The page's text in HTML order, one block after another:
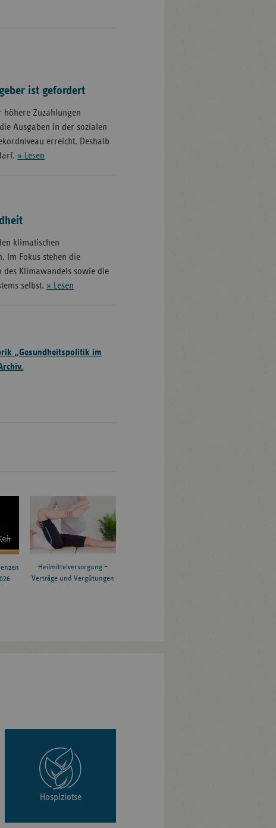
ist gefordert
höhere Zuzahlungen
Ausgaben in der sozialen
erreicht. Deshalb
» Lesen
klimatischen
Im Fokus stehen die
des Klimawandels sowie die
selbst. » Lesen
„Gesundheitspolitik im
Heilmittelversorgung –
Verträge und Vergütungen
Hospizlotse